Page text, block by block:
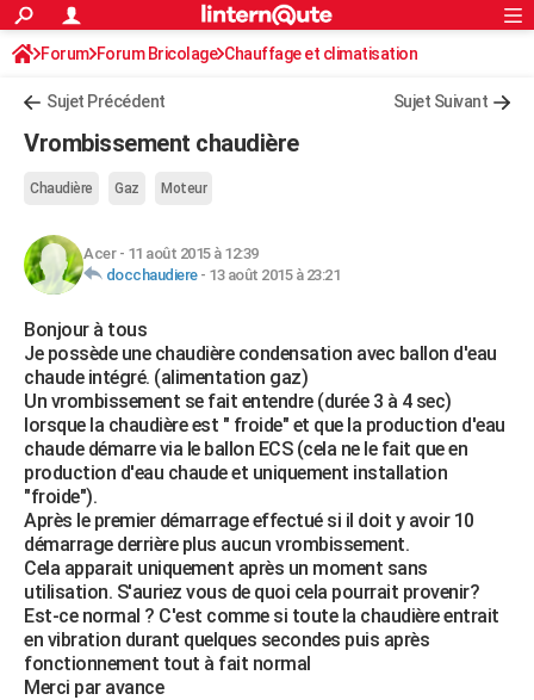
ACTUALITÉS
Politique
Société
Faits Divers
Education
Monde
Villes
+
Essais
Réserver un essai
Citadines
Berlines
SUV
Forum auto
+HIGH-TECH
BRICOLAGE
Forum
Aménagement intérieur
Extérieur
Cuisine
Salle de bains
Jardinage
Rangement
WEEK-END
Guides de France
Escapades
Patrimoine
Expositions
Musées
Week-end nature
+LIFESTYLE
Art de vivre
Bien-être
Loisirs
Mode
Modes de vie
SANTE
Alimentation
Guide de la santé
Maladies
Médicaments
Sommeil
VOYAGE
Destinations
City break
Voyage nature
Voyage de noces
Forum
Climat
+PHOTO
GUIDES D'ACHAT
BONS PLANS
Rechercher
S'inscrire
Connexion
Forum Forum Bricolage Chauffage et climatisation
Sujet Précédent Sujet Suivant
Vrombissement chaudière
Chaudière Gaz Moteur
Acer- 11 août 2015 à 12:39
docchaudiere- 13 août 2015 à 23:21
Bonjour à tous
Je possède une chaudière condensation avec ballon d'eau
chaude intégré. (alimentation gaz)
Un vrombissement se fait entendre (durée 3 à 4 sec)
lorsque la chaudière est " froide" et que la production d'eau
chaude démarre via le ballon ECS (cela ne le fait que en
production d'eau chaude et uniquement installation
"froide").
Après le premier démarrage effectué si il doit y avoir 10
démarrage derrière plus aucun vrombissement.
Cela apparait uniquement après un moment sans
utilisation. S'auriez vous de quoi cela pourrait provenir?
Est-ce normal ? C'est comme si toute la chaudière entrait
en vibration durant quelques secondes puis après
fonctionnement tout à fait normal
Merci par avance